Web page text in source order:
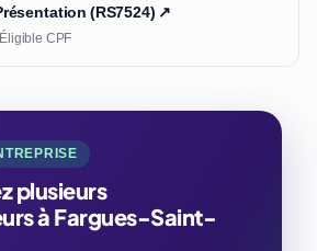
(RS7524) ↗
CPF
plusieurs
à Fargues-Saint-